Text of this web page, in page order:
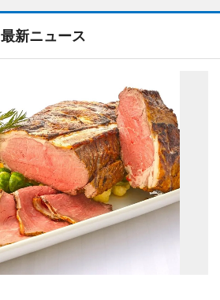
最新ニュース